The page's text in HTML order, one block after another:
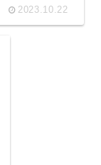
2023.10.22